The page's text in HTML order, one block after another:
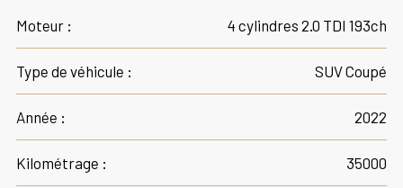
Moteur : 4 cylindres 2.0 TDI 193ch
Type de véhicule : SUV Coupé
Année : 2022
Kilométrage : 35000